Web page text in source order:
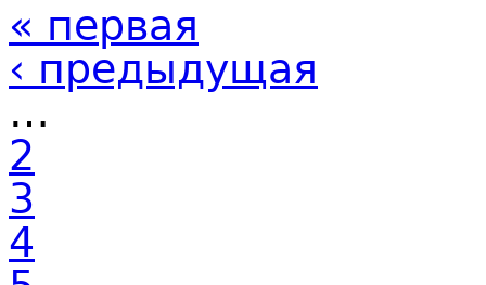
« первая
‹ предыдущая
…
2
3
4